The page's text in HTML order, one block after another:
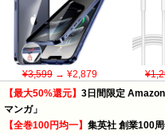
¥3,599→ ¥2,879
【最大50%還元】 3日間限定
マンガ」
【全巻100円均一】 集英社 創業100